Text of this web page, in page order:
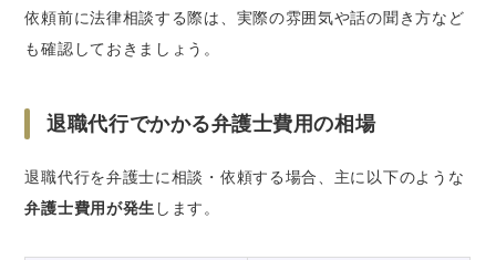
依頼前に法律相談する際は、実際の雰囲気や話の聞き方など
も確認しておきましょう。
退職代行でかかる弁護士費用の相場
退職代行を弁護士に相談・依頼する場合、主に以下のような
弁護士費用が発生 します。